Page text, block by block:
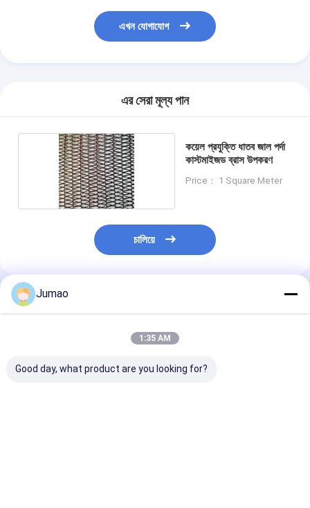
এখন যোগাযোগ
এর সেরা মূল্য পান
কয়েল প্রযুক্তি ধাতব জাল পর্দা
কাস্টমাইজড ব্রাস উপকরণ
Price： 1 Square Meter
চালিয়ে
প্রস্তাবিত পণ্য
Jumao
1:35 AM
Good day, what product are you looking for?